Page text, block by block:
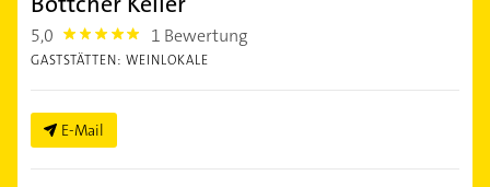
5,0 5.0 1 Bewertung
GASTSTÄTTEN: WEINLOKALE
E-Mail